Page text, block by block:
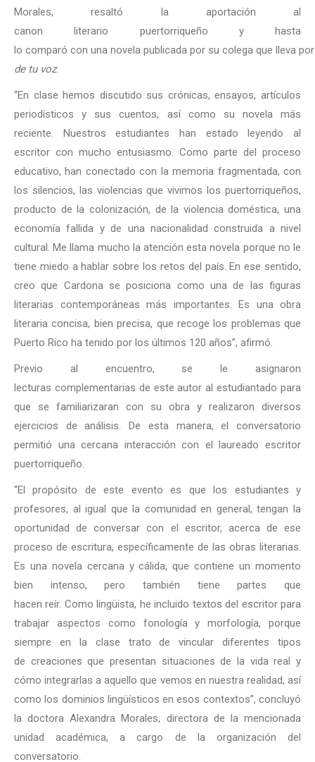
Morales, resaltó la aportación al
canon literario puertorriqueño y hasta
lo comparó con una novela publicada por su colega que lleva
de tu voz.
“En clase hemos discutido sus crónicas, ensayos, artículos
periodísticos y sus cuentos, así como su novela más
reciente. Nuestros estudiantes han estado leyendo al
escritor con mucho entusiasmo. Como parte del proceso
educativo, han conectado con la memoria fragmentada, con
los silencios, las violencias que vivimos los puertorriqueños,
producto de la colonización, de la violencia doméstica, una
economía fallida y de una nacionalidad construida a nivel
cultural. Me llama mucho la atención esta novela porque no le
tiene miedo a hablar sobre los retos del país. En ese sentido,
creo que Cardona se posiciona como una de las figuras
literarias contemporáneas más importantes. Es una obra
literaria concisa, bien precisa, que recoge los problemas que
Puerto Rico ha tenido por los últimos 120 años”, afirmó.
Previo al encuentro, se le asignaron
lecturas complementarias de este autor al estudiantado para
que se familiarizaran con su obra y realizaron diversos
ejercicios de análisis. De esta manera, el conversatorio
permitió una cercana interacción con el laureado escritor
puertorriqueño.
“El propósito de este evento es que los estudiantes y
profesores, al igual que la comunidad en general, tengan la
oportunidad de conversar con el escritor, acerca de ese
proceso de escritura, específicamente de las obras literarias.
Es una novela cercana y cálida, que contiene un momento
bien intenso, pero también tiene partes que
hacen reír. Como lingüista, he incluido textos del escritor para
trabajar aspectos como fonología y morfología, porque
siempre en la clase trato de vincular diferentes tipos
de creaciones que presentan situaciones de la vida real y
cómo integrarlas a aquello que vemos en nuestra realidad, así
como los dominios lingüísticos en esos contextos”, concluyó
la doctora Alexandra Morales, directora de la mencionada
unidad académica, a cargo de la organización del
conversatorio.